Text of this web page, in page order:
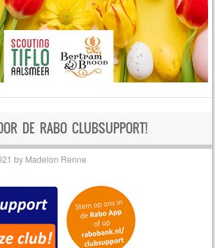
DE RABO CLUBSUPPORT!
by Madelon Renne